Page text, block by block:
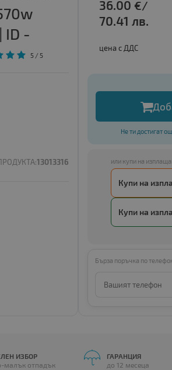
ID -
5 / 5
13013316
36.00 €/
70.41 лв.
цена с ДДС
Не ти достигат
или купи на
Купи с
Купи на
Купи на
Бърза поръчка по
ИЗБОР
малък отпадък
ГАРАНЦИЯ
до 12 месеца